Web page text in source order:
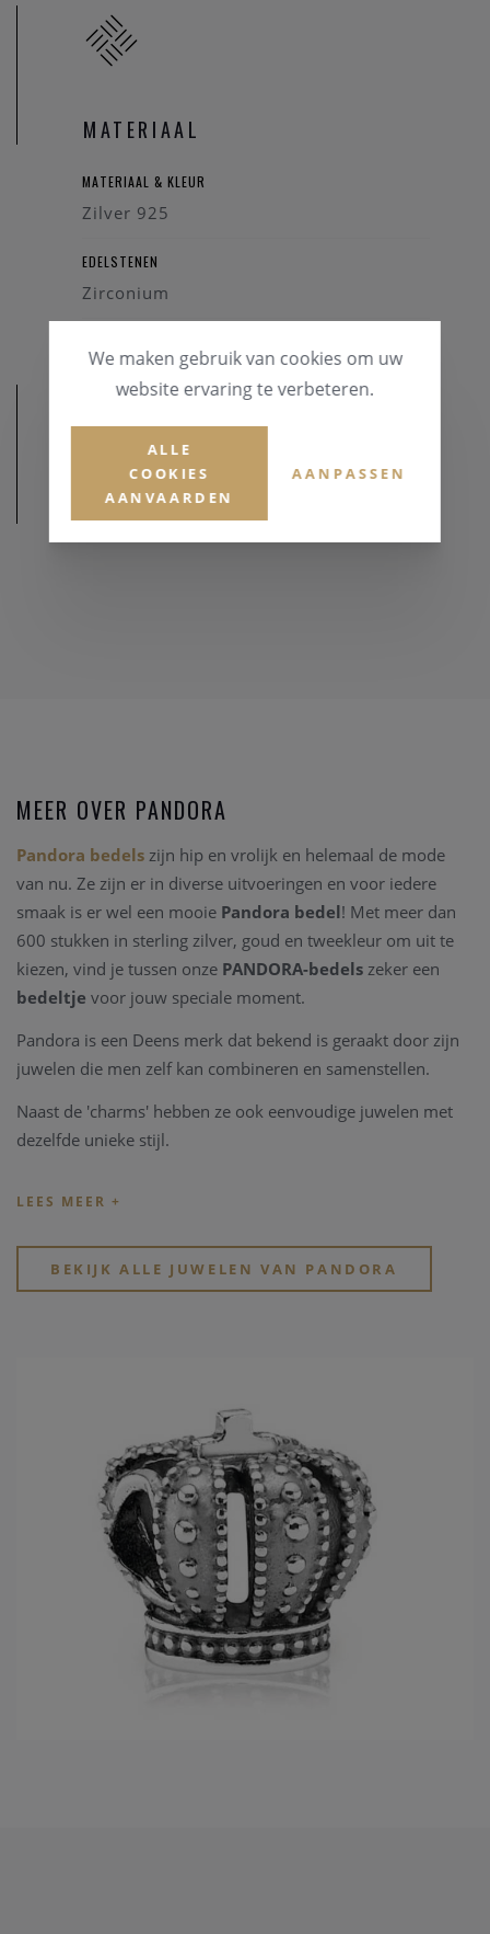
MATERIAAL
MATERIAAL & KLEUR
Zilver 925
EDELSTENEN
Zirconium
AFMETINGEN
MEER OVER PANDORA
Pandora bedels zijn hip en vrolijk en helemaal de mode
van nu. Ze zijn er in diverse uitvoeringen en voor iedere
smaak is er wel een mooie Pandora bedel! Met meer dan
600 stukken in sterling zilver, goud en tweekleur om uit te
kiezen, vind je tussen onze PANDORA-bedels zeker een
bedeltje voor jouw speciale moment.
Pandora is een Deens merk dat bekend is geraakt door zijn
juwelen die men zelf kan combineren en samenstellen.
Naast de 'charms' hebben ze ook eenvoudige juwelen met
dezelfde unieke stijl.
collectie zonder rekening te houden met de bestaande
BEKIJK ALLE JUWELEN VAN PANDORA
We maken gebruik van cookies om uw
website ervaring te verbeteren.
ALLE
COOKIES
AANVAARDEN
AANPASSEN